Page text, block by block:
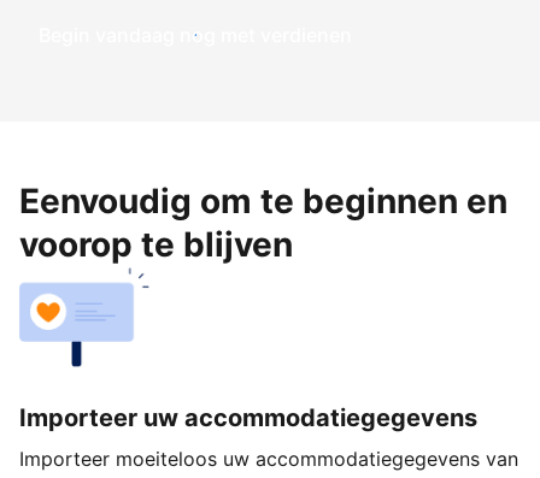
Begin vandaag nog met verdienen
Eenvoudig om te beginnen en
voorop te blijven
Importeer uw accommodatiegegevens
Importeer moeiteloos uw accommodatiegegevens van